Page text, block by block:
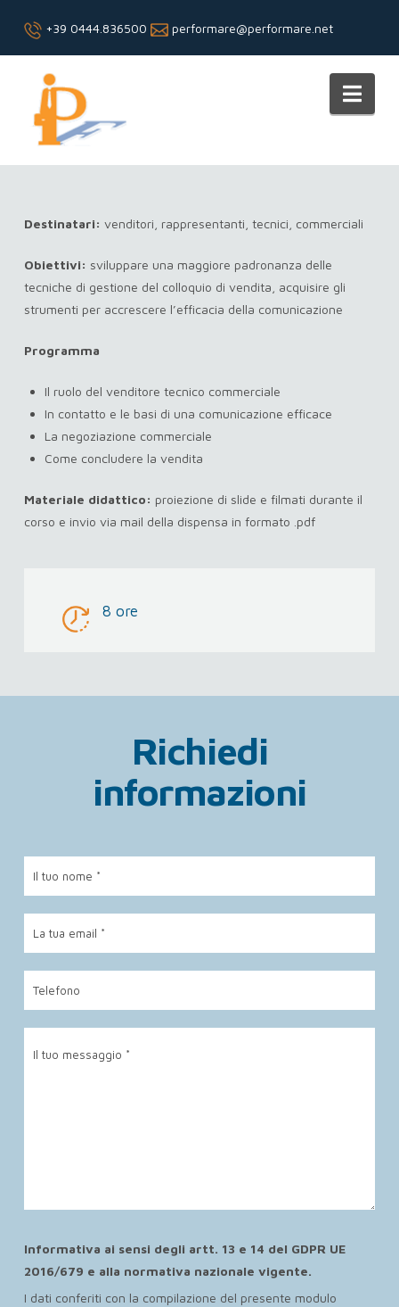
+39 0444.836500 performare@performare.net
Performare
Destinatari: venditori, rappresentanti, tecnici, commerciali
Obiettivi: sviluppare una maggiore padronanza delle
tecniche di gestione del colloquio di vendita, acquisire gli
strumenti per accrescere l’efficacia della comunicazione
Programma
Il ruolo del venditore tecnico commerciale
In contatto e le basi di una comunicazione efficace
La negoziazione commerciale
Come concludere la vendita
Materiale didattico: proiezione di slide e filmati durante il
corso e invio via mail della dispensa in formato .pdf
8 ore
Richiedi
informazioni
Informativa ai sensi degli artt. 13 e 14 del GDPR UE
2016/679 e alla normativa nazionale vigente.
I dati conferiti con la compilazione del presente modulo